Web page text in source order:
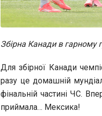
Збірна Канади в гарному
Для збірної Канади
разу це домашній
фінальній частині ЧС.
приймала… Мексика!